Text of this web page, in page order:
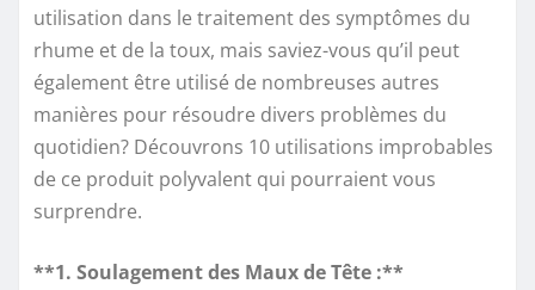
utilisation dans le traitement des symptômes du
rhume et de la toux, mais saviez-vous qu’il peut
également être utilisé de nombreuses autres
manières pour résoudre divers problèmes du
quotidien? Découvrons 10 utilisations improbables
de ce produit polyvalent qui pourraient vous
surprendre.
**1. Soulagement des Maux de Tête :**